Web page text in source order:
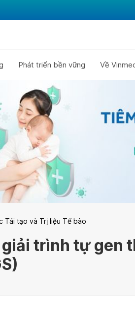
Phát triển bền vững Về
Tái tạo và Trị liệu Tế bào
trình tự gen